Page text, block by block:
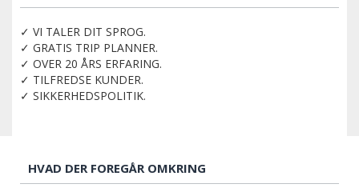
✓ VI TALER DIT SPROG.
✓ GRATIS TRIP PLANNER.
✓ OVER 20 ÅRS ERFARING.
✓ TILFREDSE KUNDER.
✓ SIKKERHEDSPOLITIK.
HVAD DER FOREGÅR OMKRING